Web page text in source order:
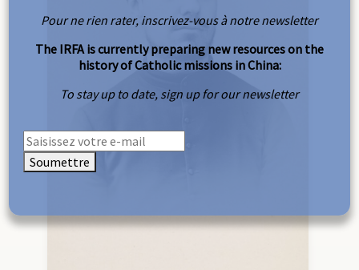
Pour ne rien rater, inscrivez-vous à notre newsletter
The IRFA is currently preparing new resources on the
history of Catholic missions in China:
To stay up to date, sign up for our newsletter
Soumettre